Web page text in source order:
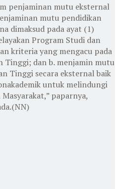
penjaminan mutu eksternal
mutu pendidikan
dimaksud pada ayat (1)
Program Studi dan
kriteria yang mengacu pada
Tinggi; dan b. menjamin mutu
Tinggi secara eksternal baik
untuk melindungi
paparnya,
(NN)